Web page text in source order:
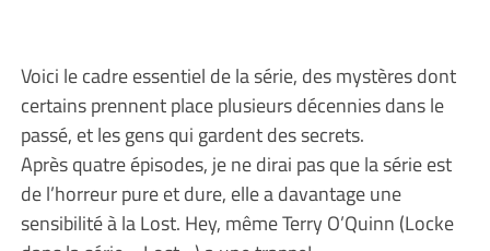
Voici le cadre essentiel de la série, des mystères dont
certains prennent place plusieurs décennies dans le
passé, et les gens qui gardent des secrets.
Après quatre épisodes, je ne dirai pas que la série est
de l’horreur pure et dure, elle a davantage une
sensibilité à la Lost. Hey, même Terry O’Quinn (Locke